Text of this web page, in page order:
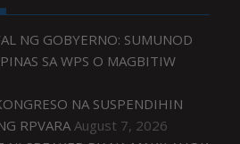
NG GOBYERNO: SUMUNOD
SA WPS O MAGBITIW
NA SUSPENDIHIN
RPVARA August 7, 2026